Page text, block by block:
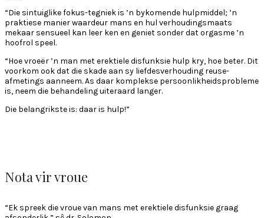
“Die sintuiglike fokus-tegniek is ’n bykomende hulpmiddel; ’n
praktiese manier waardeur mans en hul verhoudingsmaats
mekaar sensueel kan leer ken en geniet sonder dat orgasme ’n
hoofrol speel.
“Hoe vroeër ’n man met erektiele disfunksie hulp kry, hoe beter. Dit
voorkom ook dat die skade aan sy liefdesverhouding reuse-
afmetings aanneem. As daar komplekse persoonlikheidsprobleme
is, neem die behandeling uiteraard langer.
Die belangrikste is: daar is hulp!”
Nota vir vroue
“Ek spreek die vroue van mans met erektiele disfunksie graag